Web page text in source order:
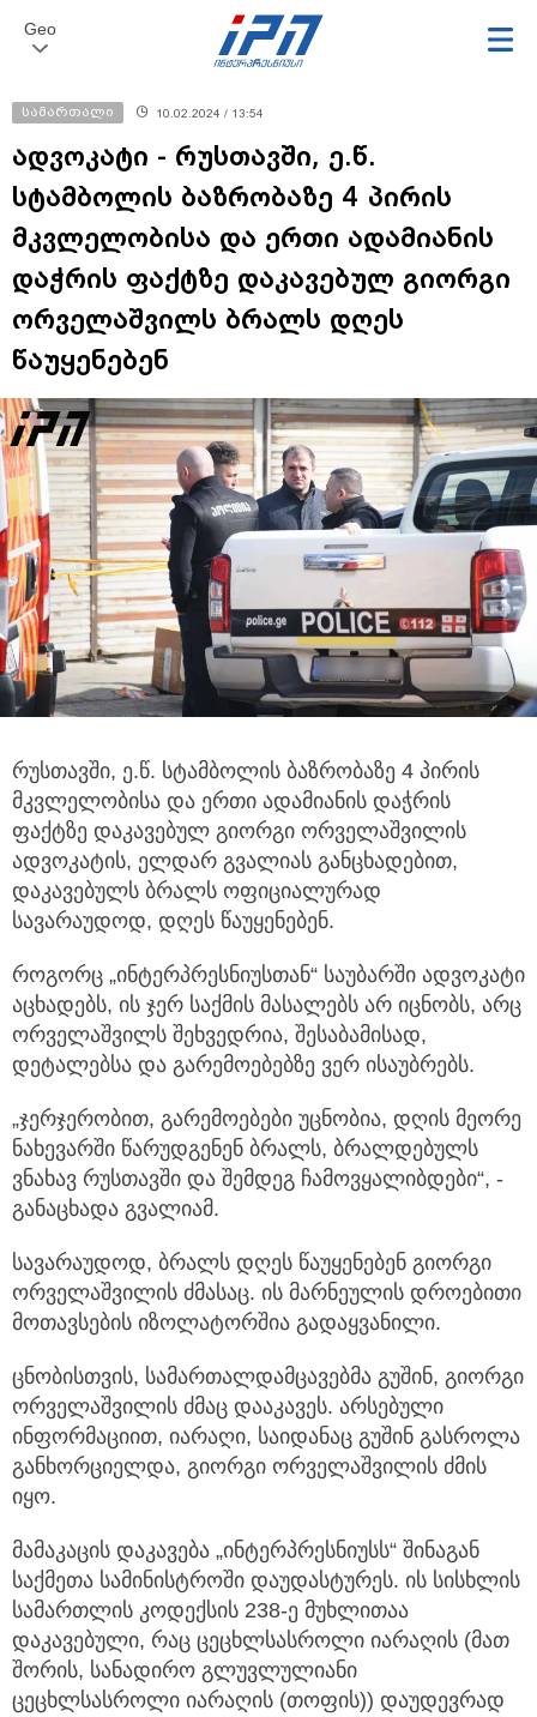
Geo
სამართალი 10.02.2024 / 13:54
ადვოკატი - რუსთავში, ე.წ.
სტამბოლის ბაზრობაზე 4 პირის
მკვლელობისა და ერთი ადამიანის
დაჭრის ფაქტზე დაკავებულ გიორგი
ორველაშვილს ბრალს დღეს
წაუყენებენ
რუსთავში, ე.წ. სტამბოლის ბაზრობაზე 4 პირის
მკვლელობისა და ერთი ადამიანის დაჭრის
ფაქტზე დაკავებულ გიორგი ორველაშვილის
ადვოკატის, ელდარ გვალიას განცხადებით,
დაკავებულს ბრალს ოფიციალურად
სავარაუდოდ, დღეს წაუყენებენ.
როგორც „ინტერპრესნიუსთან“ საუბარში ადვოკატი
აცხადებს, ის ჯერ საქმის მასალებს არ იცნობს, არც
ორველაშვილს შეხვედრია, შესაბამისად,
დეტალებსა და გარემოებებზე ვერ ისაუბრებს.
„ჯერჯერობით, გარემოებები უცნობია, დღის მეორე
ნახევარში წარუდგენენ ბრალს, ბრალდებულს
ვნახავ რუსთავში და შემდეგ ჩამოვყალიბდები“, -
განაცხადა გვალიამ.
სავარაუდოდ, ბრალს დღეს წაუყენებენ გიორგი
ორველაშვილის ძმასაც. ის მარნეულის დროებითი
მოთავსების იზოლატორშია გადაყვანილი.
ცნობისთვის, სამართალდამცავებმა გუშინ, გიორგი
ორველაშვილის ძმაც დააკავეს. არსებული
ინფორმაციით, იარაღი, საიდანაც გუშინ გასროლა
განხორციელდა, გიორგი ორველაშვილის ძმის
იყო.
მამაკაცის დაკავება „ინტერპრესნიუსს“ შინაგან
საქმეთა სამინისტროში დაუდასტურეს. ის სისხლის
სამართლის კოდექსის 238-ე მუხლითაა
დაკავებული, რაც ცეცხლსასროლი იარაღის (მათ
შორის, სანადირო გლუვლულიანი
ცეცხლსასროლი იარაღის (თოფის)) დაუდევრად